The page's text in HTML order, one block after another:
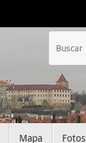
Mapa Fotos